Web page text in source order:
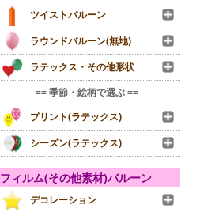
ツイストバルーン
ラウンドバルーン(無地)
ラテックス・その他形状
== 季節・絵柄で選ぶ ==
プリント(ラテックス)
シーズン(ラテックス)
フィルム(その他素材)バルーン
デコレーション